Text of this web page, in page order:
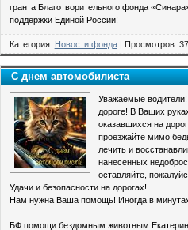
гранта Благотворительного фонда
поддержки Единой России!
Категория: Новости фонда| Просмотров:
С днем автомобилиста
Уважаемые
дороге! В Ваших
оказавшихся на
проезжайте мимо
лечить и
нанесенных
оставляйте,
Удачи и безопасности на дорогах!
Нам нужна Ваша помощь! Иногда в
БФ помощи бездомным животным